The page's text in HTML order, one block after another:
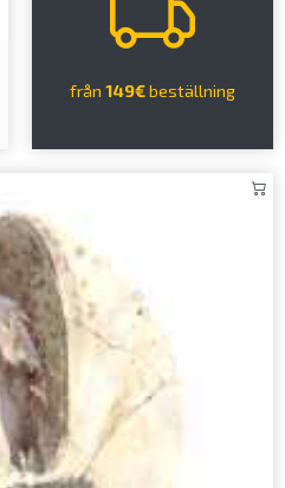
från 149€beställning